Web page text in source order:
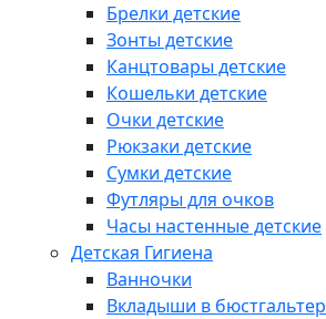
Брелки детские
Зонты детские
Канцтовары детские
Кошельки детские
Очки детские
Рюкзаки детские
Сумки детские
Футляры для очков
Часы настенные детские
Детская Гигиена
Ванночки
Вкладыши в бюстгальтер